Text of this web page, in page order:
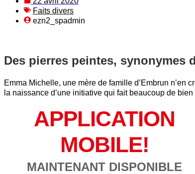
Faits divers
ezn2_spadmin
Des pierres peintes, synonymes
Emma Michelle, une mère de famille d’Embrun n’en
la naissance d’une initiative qui fait beaucoup de
APPLICATION
MOBILE!
MAINTENANT DISPONIBLE